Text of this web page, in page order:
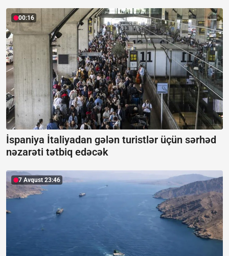
00:16
İspaniya İtaliyadan gələn turistlər üçün sərhəd
nəzarəti tətbiq edəcək
7 Avqust 23:46